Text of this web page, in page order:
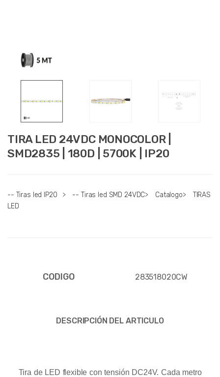
TIRA LED 24VDC MONOCOLOR |
SMD2835 | 180D | 5700K | IP20
-- Tiras led IP20 > -- Tiras led SMD 24VDC> Catalogo>
TIRAS
LED
CODIGO 283518020CW
DESCRIPCIÓN DEL ARTICULO
Tira de LED flexible con tensión DC24V. Cada metro